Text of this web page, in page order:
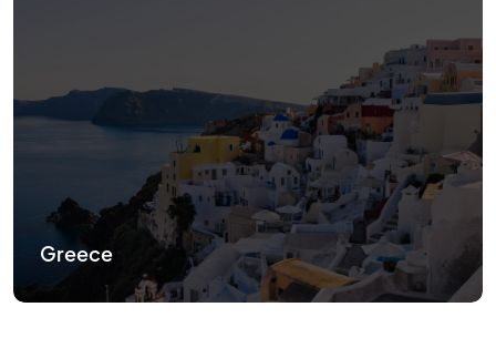
Greece